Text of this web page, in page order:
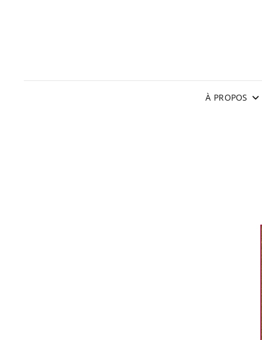
À PROPOS